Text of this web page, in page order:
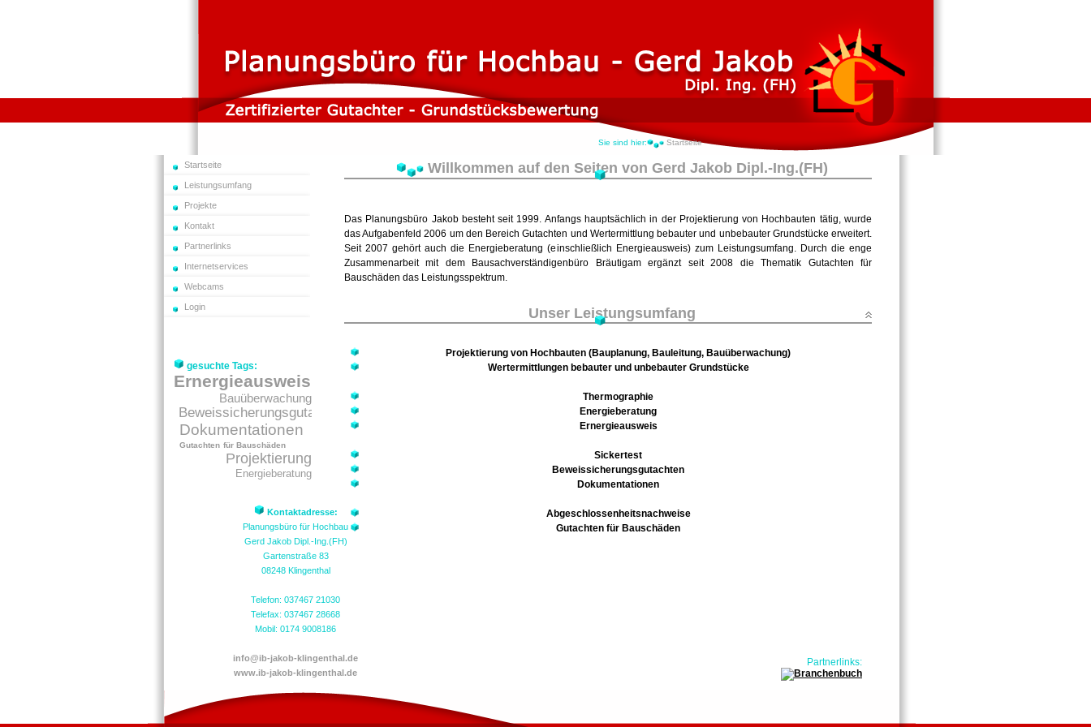
Sie sind hier: Startseite
Startseite
Leistungsumfang
Projekte
Kontakt
Partnerlinks
Internetservices
Webcams
Login
gesuchte Tags:
Ernergieausweis
Bauüberwachung
Beweissicherungsgutachten
Dokumentationen
Gutachten für Bauschäden
Projektierung
Energieberatung
Kontaktadresse:
Planungsbüro für Hochbau
Gerd Jakob Dipl.-Ing.(FH)
Gartenstraße 83
08248 Klingenthal
Telefon: 037467 21030
Telefax: 037467 28668
Mobil: 0174 9008186
info@ib-jakob-klingenthal.de
www.ib-jakob-klingenthal.de
zum Online-Kontaktformular
Willkommen auf den Seiten von Gerd Jakob Dipl.-Ing.(FH)
Das Planungsbüro Jakob besteht seit 1999. Anfangs hauptsächlich in der Projektierung von Hochbauten tätig, wurde
das Aufgabenfeld 2006 um den Bereich Gutachten und Wertermittlung bebauter und unbebauter Grundstücke erweitert.
Seit 2007 gehört auch die Energieberatung (einschließlich Energieausweis) zum Leistungsumfang. Durch die enge
Zusammenarbeit mit dem Bausachverständigenbüro Bräutigam ergänzt seit 2008 die Thematik Gutachten für
Bauschäden das Leistungsspektrum.
Unser Leistungsumfang
Projektierung von Hochbauten (Bauplanung, Bauleitung, Bauüberwachung)
Wertermittlungen bebauter und unbebauter Grundstücke
Thermographie
Energieberatung
Ernergieausweis
Sickertest
Beweissicherungsgutachten
Dokumentationen
Abgeschlossenheitsnachweise
Gutachten für Bauschäden
Partnerlinks: